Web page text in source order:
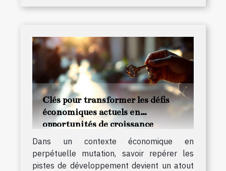
Clés pour transformer les défis
économiques actuels en
opportunités de croissance
Dans un contexte économique en
perpétuelle mutation, savoir repérer les
pistes de développement devient un atout